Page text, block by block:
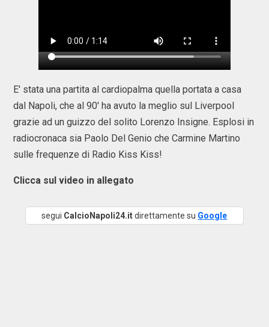
E' stata una partita al cardiopalma quella portata a casa
dal Napoli, che al 90' ha avuto la meglio sul Liverpool
grazie ad un guizzo del solito Lorenzo Insigne. Esplosi in
radiocronaca sia Paolo Del Genio che Carmine Martino
sulle frequenze di Radio Kiss Kiss!
Clicca sul video in allegato
segui CalcioNapoli24.itdirettamente su Google